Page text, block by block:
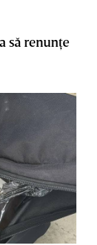
să renunţe